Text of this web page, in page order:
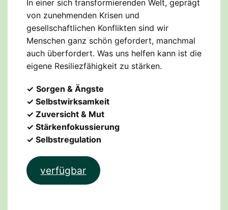
In einer sich transformierenden Welt, geprägt
von zunehmenden Krisen und
gesellschaftlichen Konflikten sind wir
Menschen ganz schön gefordert, manchmal
auch überfordert. Was uns helfen kann ist die
eigene Resiliezfähigkeit zu stärken.
✓ Sorgen & Ängste
✓ Selbstwirksamkeit
✓ Zuversicht & Mut
✓ Stärkenfokussierung
✓ Selbstregulation
verfügbar